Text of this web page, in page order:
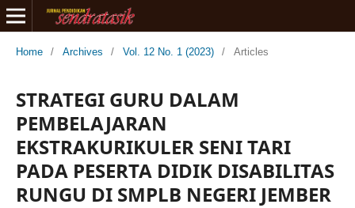
Home / Archives / Vol. 12 No. 1 (2023) / Articles
STRATEGI GURU DALAM
PEMBELAJARAN
EKSTRAKURIKULER SENI TARI
PADA PESERTA DIDIK DISABILITAS
RUNGU DI SMPLB NEGERI JEMBER